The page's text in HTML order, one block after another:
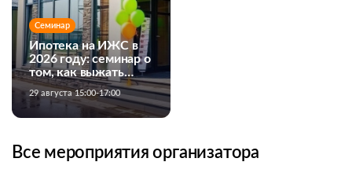
Семинар
Ипотека на ИЖС в
2026 году: семинар о
том, как выжать
максимум из
банковских
29 августа 15:00-17:00
Все мероприятия организатора